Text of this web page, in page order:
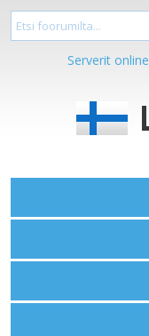
Serverit online